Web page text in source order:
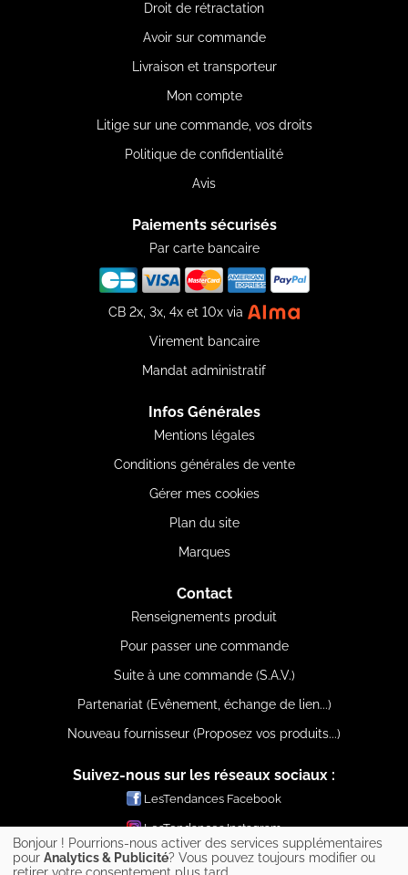
Droit de rétractation
Avoir sur commande
Livraison et transporteur
Mon compte
Litige sur une commande, vos droits
Politique de confidentialité
Avis
Paiements sécurisés
Par carte bancaire
CB 2x, 3x, 4x et 10x via
Virement bancaire
Mandat administratif
Infos Générales
Mentions légales
Conditions générales de vente
Gérer mes cookies
Plan du site
Marques
Contact
Renseignements produit
Pour passer une commande
Suite à une commande (S.A.V.)
Partenariat (Evênement, échange de lien...)
Nouveau fournisseur (Proposez vos produits...)
Suivez-nous sur les réseaux sociaux :
LesTendances Facebook
LesTendances Instagram
LesTendances Pinterest
Bonjour ! Pourrions-nous activer des services supplémentaires
pour Analytics & Publicité? Vous pouvez toujours modifier ou